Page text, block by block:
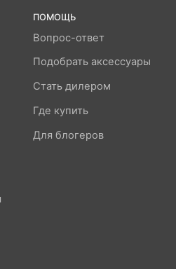
ПОМОЩЬ
Вопрос-ответ
Подобрать аксессуары
Стать дилером
Где купить
Для блогеров